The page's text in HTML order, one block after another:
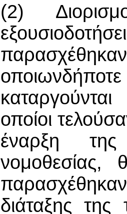
(2)
οποίοι
έναρξη
διάταξης της